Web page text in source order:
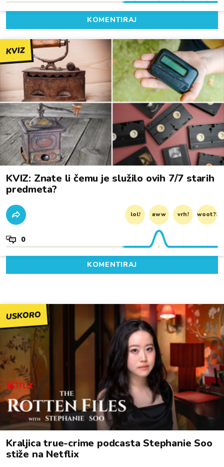
KOMENTIRAJ
KVIZ
KVIZ: Znate li čemu je služilo ovih 7/7 starih
predmeta?
lol! aww vrh! woot?!
0
KOMENTIRAJ
USKORO
Kraljica true-crime podcasta Stephanie Soo
stiže na Netflix